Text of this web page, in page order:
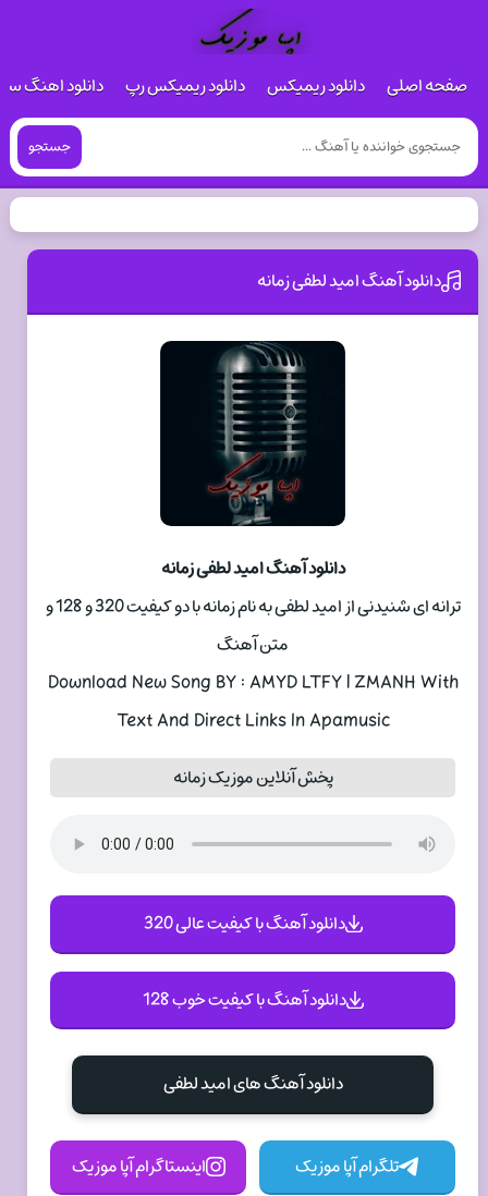
صفحه اصلی دانلود ریمیکس دانلود ریمیکس رپ دانلود اهنگ
جستجو
دانلود آهنگ امید لطفی زمانه
دانلود آهنگ امید لطفی زمانه
ترانه ای شنیدنی از امید لطفی به نام زمانه با دو کیفیت 320 و 128 و
متن آهنگ
Download New Song BY : AMYD LTFY | ZMANH With
Text And Direct Links In Apamusic
پخش آنلاین موزیک زمانه
دانلود آهنگ با کیفیت عالی 320
دانلود آهنگ با کیفیت خوب 128
دانلود آهنگ های امید لطفی
تلگرام آپا موزیک اینستاگرام آپا موزیک